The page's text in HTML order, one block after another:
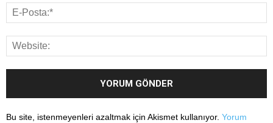
Bu site, istenmeyenleri azaltmak için Akismet kullanıyor. Yorum